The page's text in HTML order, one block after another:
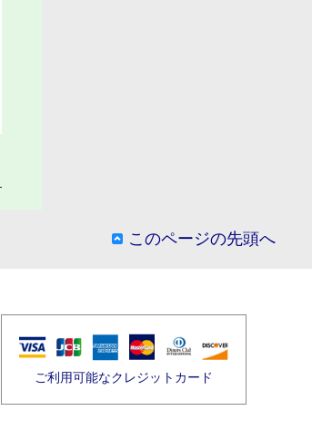
このページの先頭へ
ご利用可能なクレジットカード